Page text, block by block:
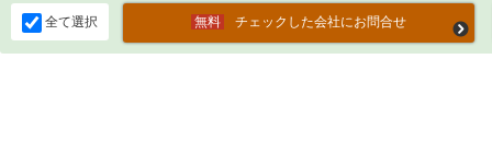
全て選択 チェックした会社にお問合せ